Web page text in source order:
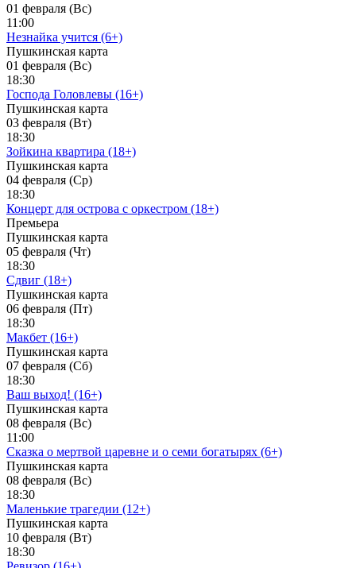
01 февраля (Вс)
11:00
Незнайка учится (6+)
Пушкинская карта
01 февраля (Вс)
18:30
Господа Головлевы (16+)
Пушкинская карта
03 февраля (Вт)
18:30
Зойкина квартира (18+)
Пушкинская карта
04 февраля (Ср)
18:30
Концерт для острова с оркестром (18+)
Премьера
Пушкинская карта
05 февраля (Чт)
18:30
Сдвиг (18+)
Пушкинская карта
06 февраля (Пт)
18:30
Макбет (16+)
Пушкинская карта
07 февраля (Сб)
18:30
Ваш выход! (16+)
Пушкинская карта
08 февраля (Вс)
11:00
Сказка о мертвой царевне и о семи богатырях (6+)
Пушкинская карта
08 февраля (Вс)
18:30
Маленькие трагедии (12+)
Пушкинская карта
10 февраля (Вт)
18:30